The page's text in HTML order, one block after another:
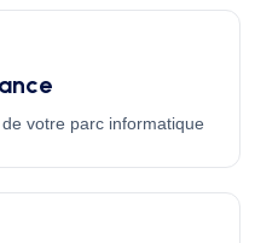
votre parc informatique